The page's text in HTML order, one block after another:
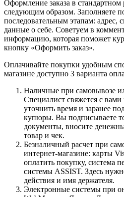
Оформление заказа в
следующим образом. Заполняете
последовательным этапам: адрес,
данные о себе. Советуем в
информацию, которая поможет
кнопку «Оформить заказ».
Оплачивайте покупки удобным
магазине доступно 3 варианта
Наличные при самовывозе
Специалист свяжется с
уточнить время и заранее
купюры. Вы подписываете
документы, вносите
товар и чек.
Безналичный расчет при
интернет-магазине: карты
оплатить покупку, система
системы ASSIST. Здесь
действия и имя держателя.
Электронные системы при